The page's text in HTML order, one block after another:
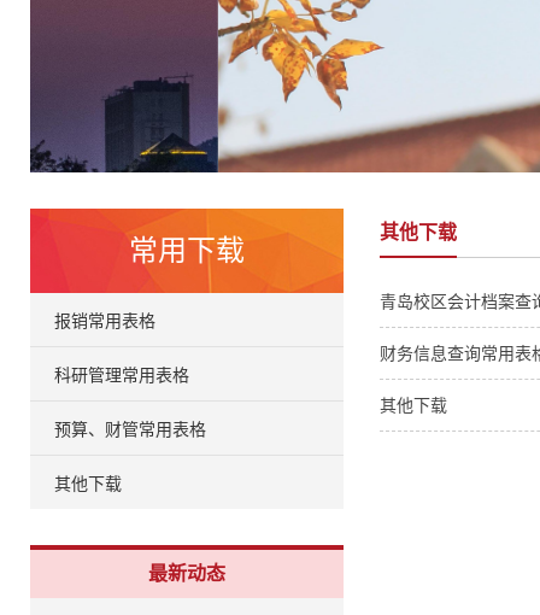
常用下载
报销常用表格
科研管理常用表格
预算、财管常用表格
其他下载
最新动态
其他下载
青岛校区会计档案查
财务信息查询常用表
其他下载